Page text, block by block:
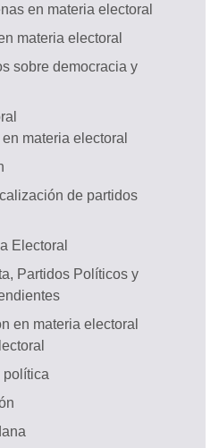
en materia electoral
materia electoral
sobre democracia y
materia electoral
de partidos
Electoral
Partidos Políticos y
en materia electoral
política